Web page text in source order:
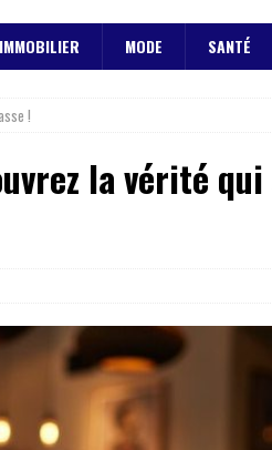
IMMOBILIER MODE SANTÉ
!
la vérité